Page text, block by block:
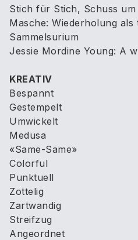
Stich für Stich, Schuss
Masche: Wiederholung
Sammelsurium
Jessie Mordine Young: A
KREATIV
Bespannt
Gestempelt
Umwickelt
Medusa
«Same-Same»
Colorful
Punktuell
Zottelig
Zartwandig
Streifzug
Angeordnet